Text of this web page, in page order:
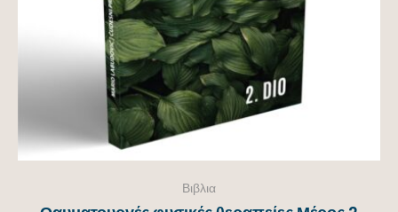
Βιβλια